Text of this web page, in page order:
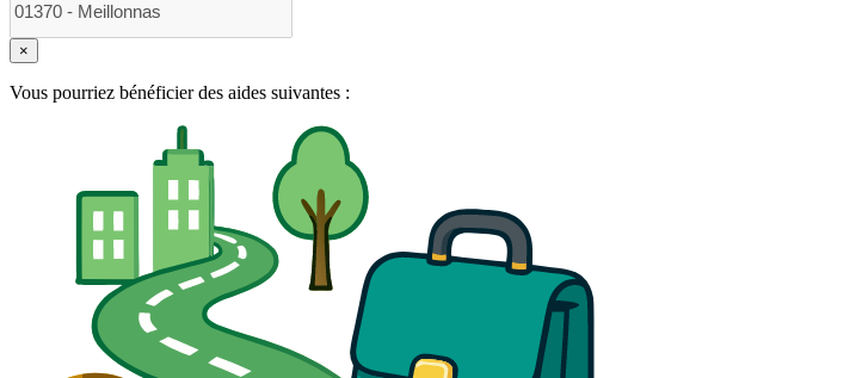
×
Vous pourriez bénéficier des aides suivantes :